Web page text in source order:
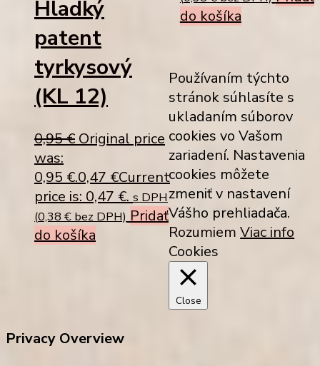
Hladký
patent
tyrkysový
(KL 12)
0,95€ Original price
was:
0,95 €.0,47 €Current
price is: 0,47 €. s DPH
(0,38 € bez DPH) Pridať
do košíka
do košíka
Používaním týchto
stránok súhlasíte s
ukladaním súborov
cookies vo Vašom
zariadení. Nastavenia
cookies môžete
zmeniť v nastavení
Vášho prehliadača.
Rozumiem Viac info
Cookies
Close
Privacy Overview